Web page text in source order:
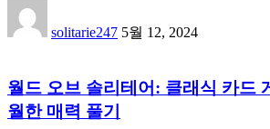
solitarie247 5월 12, 2024
월드 오브 솔리테어: 클래식 카드
월한 매력 풀기